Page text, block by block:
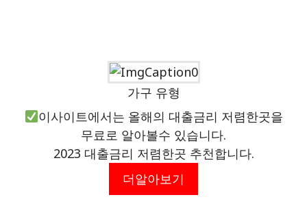
가구 유형
이사이트에서는 올해의 대출금리 저렴한곳을
무료로 알아볼수 있습니다.
2023 대출금리 저렴한곳 추천합니다.
더알아보기